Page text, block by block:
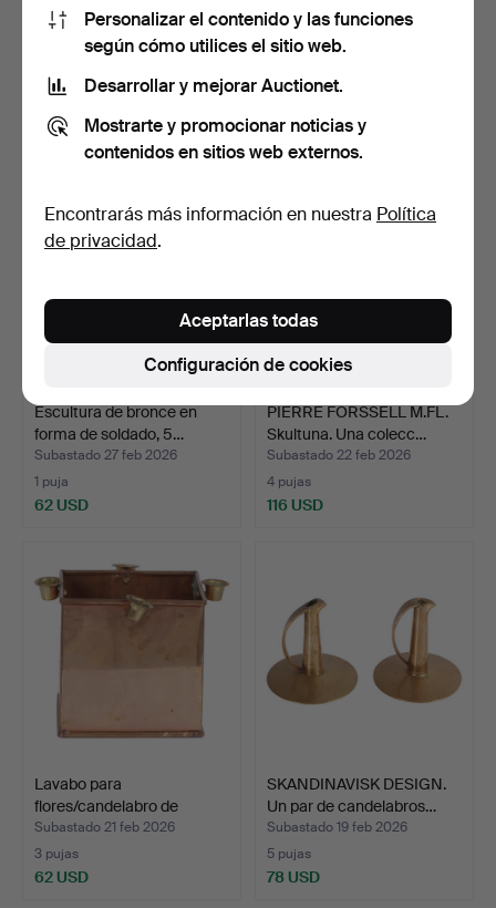
OLOF KOLTE. Skultuna.
Tres cuencos, dos ca…
Subastado 2 mar 2026
155 USD
PIERRE FORSSELL M.FL.
Subastado 2 mar 2026
155 USD
Escultura de bronce en
forma de soldado, 5…
Subastado 27 feb 2026
1 puja
62 USD
PIERRE FORSSELL M.FL.
Skultuna. Una colecc…
Subastado 22 feb 2026
4 pujas
116 USD
Lavabo para
flores/candelabro de
adviento …
Subastado 21 feb 2026
3 pujas
62 USD
SKANDINAVISK DESIGN.
Un par de candelabros…
Subastado 19 feb 2026
5 pujas
78 USD
Personalizar el contenido y las funciones
según cómo utilices el sitio web.
Desarrollar y mejorar Auctionet.
Mostrarte y promocionar noticias y
contenidos en sitios web externos.
Encontrarás más información en nuestra Política
de privacidad.
Configuración de cookies
Aceptarlas todas